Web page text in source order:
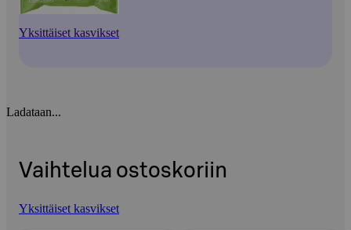
Yksittäiset kasvikset
Ladataan...
Vaihtelua ostoskoriin
Yksittäiset kasvikset